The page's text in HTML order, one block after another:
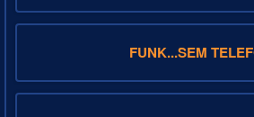
FUNK...SEM